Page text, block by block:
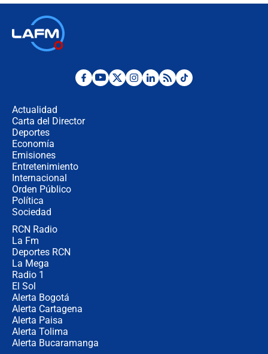
Álvaro Uribe asistirá a la posesión y
Actualidad
Carta del Director
Deportes
Economía
Emisiones
Entretenimiento
Internacional
Orden Público
Política
Sociedad
RCN Radio
La Fm
Deportes RCN
La Mega
Radio 1
El Sol
Alerta Bogotá
Alerta Cartagena
Alerta Paisa
Alerta Tolima
Alerta Bucaramanga